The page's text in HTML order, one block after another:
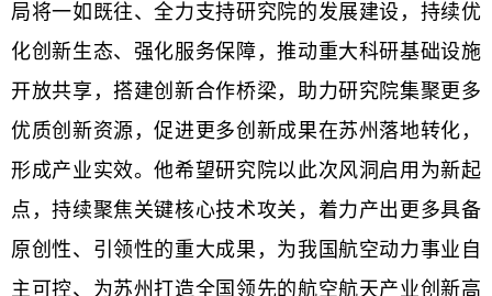
局将一如既往、全力支持研究院的发展建设，持续优
化创新生态、强化服务保障，推动重大科研基础设施
开放共享，搭建创新合作桥梁，助力研究院集聚更多
优质创新资源，促进更多创新成果在苏州落地转化，
形成产业实效。他希望研究院以此次风洞启用为新起
点，持续聚焦关键核心技术攻关，着力产出更多具备
原创性、引领性的重大成果，为我国航空动力事业自
主可控、为苏州打造全国领先的航空航天产业创新高